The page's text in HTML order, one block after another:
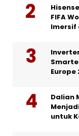
FIFA
Imersif
Europe
Dalian
untuk